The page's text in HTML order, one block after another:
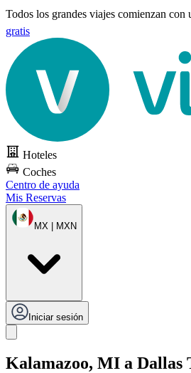
Todos los grandes viajes comienzan con
gratis
Hoteles
Coches
Centro de ayuda
Mis Reservas
MX | MXN
Iniciar sesión
Kalamazoo, MI a Dallas